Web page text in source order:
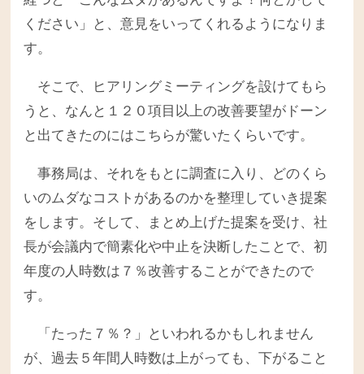
ください」と、意見をいってくれるようになりま
す。
そこで、ヒアリングミーティングを設けてもら
うと、なんと１２０項目以上の改善要望がドーン
と出てきたのにはこちらが驚いたくらいです。
事務局は、それをもとに調査に入り、どのくら
いのムダなコストがあるのかを整理していき提案
をします。そして、まとめ上げた提案を受け、社
長が会議内で簡素化や中止を決断したことで、初
年度の人時数は７％改善することができたので
す。
「たった７％？」といわれるかもしれません
が、過去５年間人時数は上がっても、下がること